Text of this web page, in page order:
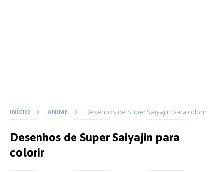
INÍCIO ANIME Desenhos de Super Saiyajin para colorir
Desenhos de Super Saiyajin para
colorir